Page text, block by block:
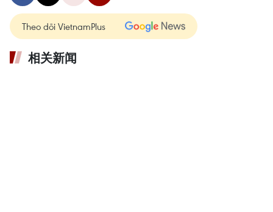
Theo dõi VietnamPlus
相关新闻